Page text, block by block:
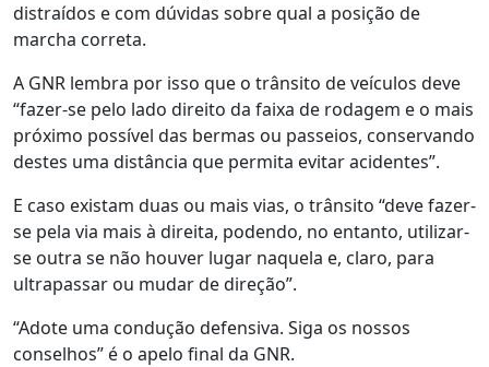
distraídos e com dúvidas sobre qual a posição de
marcha correta.
A GNR lembra por isso que o trânsito de veículos deve
“fazer-se pelo lado direito da faixa de rodagem e o mais
próximo possível das bermas ou passeios, conservando
destes uma distância que permita evitar acidentes”.
E caso existam duas ou mais vias, o trânsito “deve fazer-
se pela via mais à direita, podendo, no entanto, utilizar-
se outra se não houver lugar naquela e, claro, para
ultrapassar ou mudar de direção”.
“Adote uma condução defensiva. Siga os nossos
conselhos” é o apelo final da GNR.